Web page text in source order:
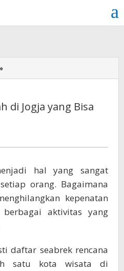
Liburan
Jogja
di Jogja yang Bisa
hal yang sangat
orang. Bagaimana
kepenatan
aktivitas yang
daftar seabrek rencana
satu kota wisata di